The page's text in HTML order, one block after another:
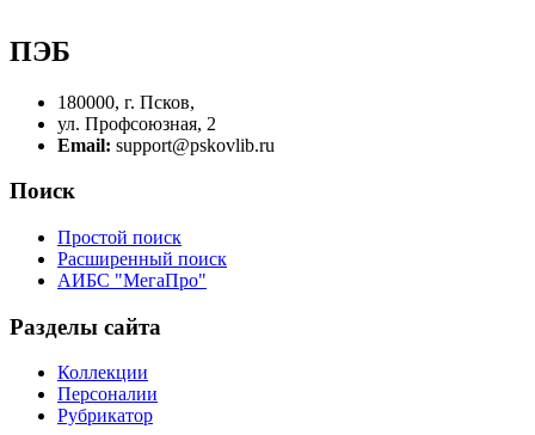
ПЭБ
180000, г. Псков,
ул. Профсоюзная, 2
Email: support@pskovlib.ru
Поиск
Простой поиск
Расширенный поиск
АИБС "МегаПро"
Разделы сайта
Коллекции
Персоналии
Рубрикатор